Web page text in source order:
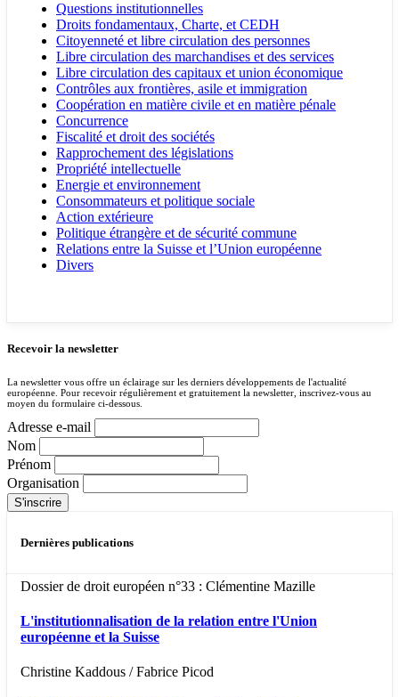
Questions institutionnelles
Droits fondamentaux, Charte, et CEDH
Citoyenneté et libre circulation des personnes
Libre circulation des marchandises et des services
Libre circulation des capitaux et union économique
Contrôles aux frontières, asile et immigration
Coopération en matière civile et en matière pénale
Concurrence
Fiscalité et droit des sociétés
Rapprochement des législations
Propriété intellectuelle
Energie et environnement
Consommateurs et politique sociale
Action extérieure
Politique étrangère et de sécurité commune
Relations entre la Suisse et l’Union européenne
Divers
Recevoir la newsletter
La newsletter vous offre un éclairage sur les derniers développements de l'actualité
européenne. Pour recevoir régulièrement et gratuitement la newsletter, inscrivez-vous au
moyen du formulaire ci-dessous.
Adresse e-mail
Nom
Prénom
Organisation
Dernières publications
Dossier de droit européen n°33 : Clémentine Mazille
L'institutionnalisation de la relation entre l'Union
européenne et la Suisse
Christine Kaddous / Fabrice Picod